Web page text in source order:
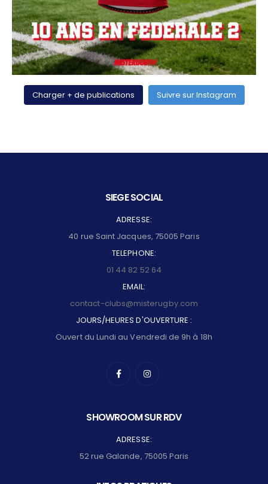
Charger + de publications Suivre sur Instagram
SIEGE SOCIAL
ADRESSE:
40 rue Saint Jacques, 75005 Paris
TELEPHONE:
01 44 82 52 64
EMAIL:
contact-clubs@misterugby.com
JOURS/HEURES D'OUVERTURE :
Ouvert du Lundi au Vendredi de 9h à 18h
SHOWROOM SUR RDV
ADRESSE:
52 rue Galande, 75005 Paris